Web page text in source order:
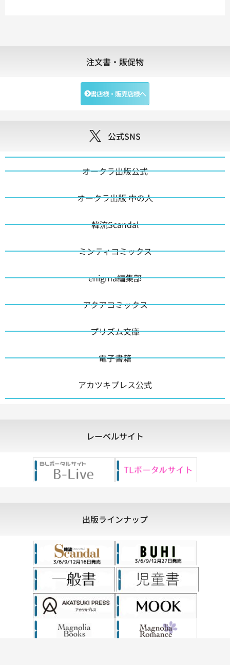
注文書・販促物
書店様・販売店様へ
公式SNS
オークラ出版公式
オークラ出版 中の人
韓流Scandal
ミンティコミックス
enigma編集部
アクアコミックス
プリズム文庫
電子書籍
アカツキプレス公式
レーベルサイト
出版ラインナップ